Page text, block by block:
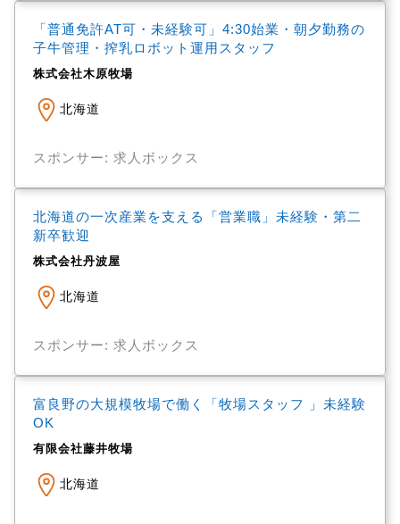
「普通免許AT可・未経験可」4:30始業・朝夕勤務の
子牛管理・搾乳ロボット運用スタッフ
株式会社木原牧場
北海道
スポンサー: 求人ボックス
北海道の一次産業を支える「営業職」未経験・第二
新卒歓迎
株式会社丹波屋
北海道
スポンサー: 求人ボックス
富良野の大規模牧場で働く「牧場スタッフ 」未経験
OK
有限会社藤井牧場
北海道